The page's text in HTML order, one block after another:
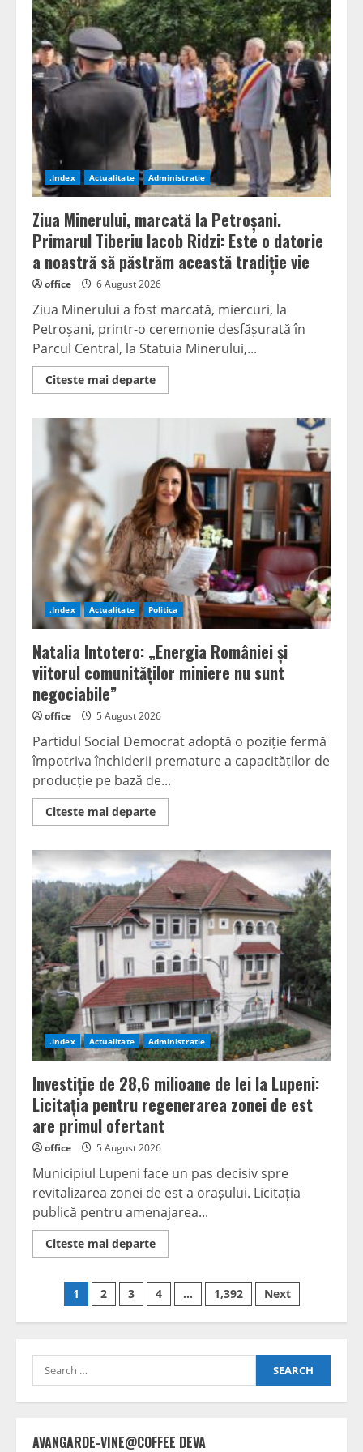
(PSD),
apel
la
unitate
pentru
Valea
Jiului:
„Mineritul
poate
continua.
Este
nevoie
o
schimbare
de
atitudine
și
oameni
de
stat”
.Index Actualitate Administratie
Ziua Minerului, marcată la Petroșani.
Primarul Tiberiu Iacob Ridzi: Este o datorie
a noastră să păstrăm această tradiție vie
office 6 August 2026
Ziua Minerului a fost marcată, miercuri, la
Petroșani, printr-o ceremonie desfășurată în
Parcul Central, la Statuia Minerului,...
Citeste mai departeRead
more
Petroșani.
Primarul
Tiberiu
Iacob
Ridzi:
Este
o
datorie
a
noastră
să
păstrăm
această
tradiție
vie
.Index Actualitate Politica
Natalia Intotero: „Energia României și
viitorul comunităților miniere nu sunt
negociabile”
office 5 August 2026
Partidul Social Democrat adoptă o poziție fermă
împotriva închiderii premature a capacităților de
producție pe bază de...
Citeste mai departeRead
more
Intotero:
„Energia
României
și
viitorul
comunităților
miniere
nu
sunt
negociabile”
.Index Actualitate Administratie
Investiție de 28,6 milioane de lei la Lupeni:
Licitația pentru regenerarea zonei de est
are primul ofertant
office 5 August 2026
Municipiul Lupeni face un pas decisiv spre
revitalizarea zonei de est a orașului. Licitația
publică pentru amenajarea...
Citeste mai departeRead
more
de
28,6
milioane
de
Lupeni:
regenerarea
zonei
are
primul
Posts
navigation
1 2 3 4 … 1,392 Next
Search
for:
AVANGARDE-VINE@COFFEE DEVA